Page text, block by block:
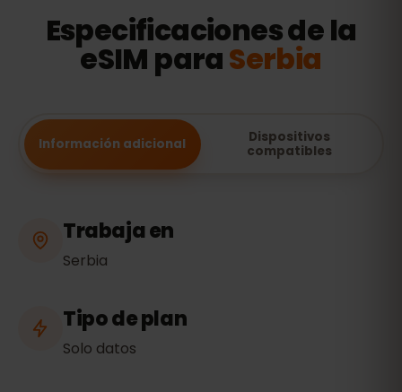
Especificaciones de la
eSIM paraSerbia
Información adicional
Dispositivos
compatibles
Trabaja en
Serbia
Tipo de plan
Solo datos